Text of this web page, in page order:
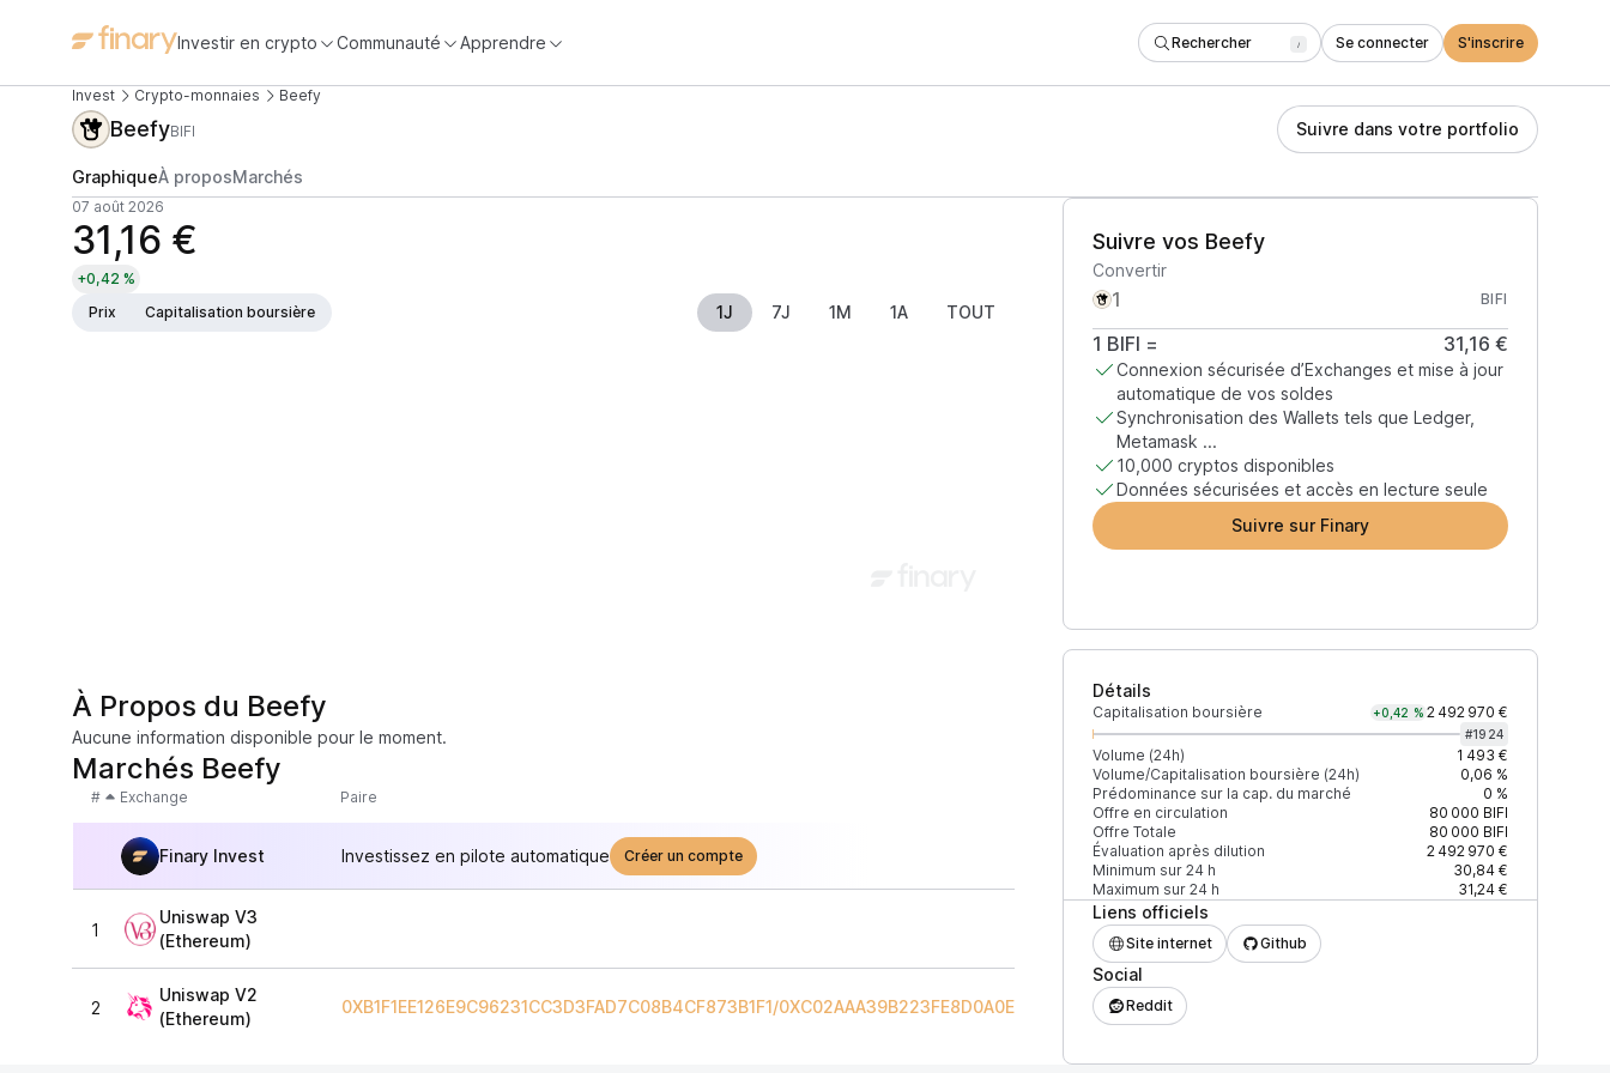
Investir en crypto Communauté Apprendre Rechercher / Se connecter S'inscrire
Invest Crypto-monnaies Beefy
BeefyBIFI Suivre dans votre portfolio
GraphiqueÀ proposMarchés
07 août 2026
31,16 €
+0,42 %
Prix
Capitalisation boursière 1J 7J 1M 1A TOUT
Suivre vos Beefy
Convertir
BIFI
1 BIFI = 31,16 €
Connexion sécurisée d’Exchanges et mise à jour
automatique de vos soldes
Synchronisation des Wallets tels que Ledger,
Metamask ...
10,000 cryptos disponibles
Données sécurisées et accès en lecture seule
Suivre sur Finary
Détails
Capitalisation boursière +0,42 % 2 492 970 €
#1924
Volume (24h)
1 493 €
Volume/Capitalisation boursière (24h)
0,06 %
Prédominance sur la cap. du marché
0 %
Offre en circulation
80 000 BIFI
Offre Totale
80 000 BIFI
Évaluation après dilution
2 492 970 €
Minimum sur 24 h
30,84 €
Maximum sur 24 h
31,24 €
Liens officiels
Site internet Github
Social
Reddit
À Propos du Beefy
Aucune information disponible pour le moment.
Marchés Beefy
# Exchange Paire +2% depth
Finary Invest Investissez en pilote automatique Créer un compte
1
Uniswap V3
(Ethereum)
2
Uniswap V2
(Ethereum)
0XB1F1EE126E9C96231CC3D3FAD7C08B4CF873B1F1/0XC02AAA39B223FE8D0A0E5C4F27EAD9083C756CC2